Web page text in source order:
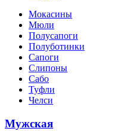
Мокасины
Мюли
Полусапоги
Полуботинки
Сапоги
Слипоны
Сабо
Туфли
Челси
Мужская